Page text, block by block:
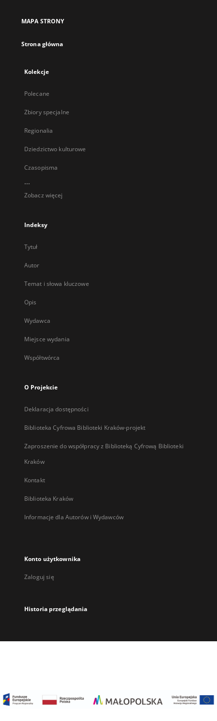
MAPA STRONY
Strona główna
Kolekcje
Polecane
Zbiory specjalne
Regionalia
Dziedzictwo kulturowe
Czasopisma
...
Zobacz więcej
Indeksy
Tytuł
Autor
Temat i słowa kluczowe
Opis
Wydawca
Miejsce wydania
Współtwórca
O Projekcie
Deklaracja dostępności
Biblioteka Cyfrowa Biblioteki Kraków-projekt
Zaproszenie do współpracy z Biblioteką Cyfrową Biblioteki
Kraków
Kontakt
Biblioteka Kraków
Informacje dla Autorów i Wydawców
Konto użytkownika
Zaloguj się
Historia przeglądania